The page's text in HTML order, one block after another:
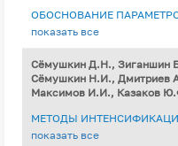
ОБОСНОВАНИЕ
ИЗМЕЛЬЧИТЕЛЯ КОРМОВ
показать все
Сёмушкин Д.Н., Зиганшин
Сёмушкин Н.И., Дмитриев
Максимов И.И., Казаков
МЕТОДЫ
ПРОЦЕССОВ
показать все